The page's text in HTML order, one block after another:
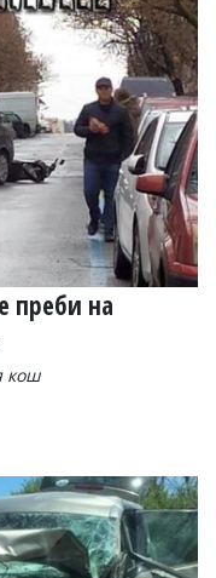
преби на
кош